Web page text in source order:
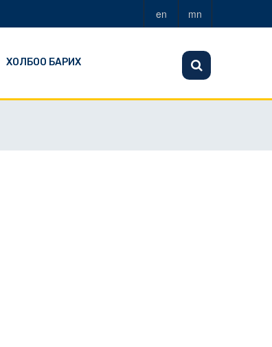
en mn
ХОЛБОО БАРИХ